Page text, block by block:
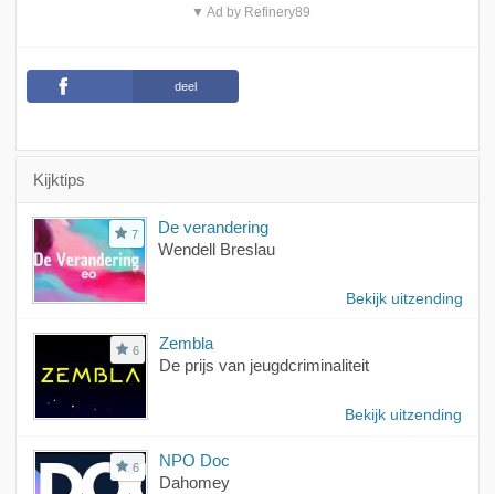
▼ Ad by Refinery89
deel
Kijktips
7
De verandering
Wendell Breslau
Bekijk uitzending
6
Zembla
De prijs van jeugdcriminaliteit
Bekijk uitzending
6
NPO Doc
Dahomey